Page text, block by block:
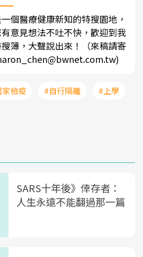
個醫療健康新知的特搜園地，
意見想法不吐不快，歡迎到我
簿，大聲說出來！（來稿請寄
家檢疫 #自行隔離
#上學
SARS十年後》倖存者：
人生永遠不能翻過那一篇